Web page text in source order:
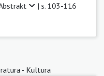
| s. 103-116
- Kultura